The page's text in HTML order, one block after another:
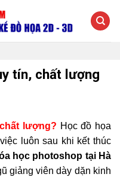
tín, chất lượng
lượng? Học đồ họa
luôn sau khi kết thúc
học photoshop tại Hà
giảng viên dày dặn kinh